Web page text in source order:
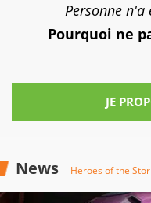
Personne n'a
Pourquoi ne
JE
News Heroes of the